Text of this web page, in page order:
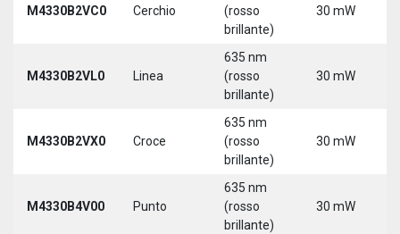
M4330B2VC0 Cerchio
(rosso
brillante)
30 mW
M4330B2VL0 Linea
635 nm
(rosso
brillante)
30 mW
M4330B2VX0 Croce
635 nm
(rosso
brillante)
30 mW
M4330B4V00 Punto
635 nm
(rosso
brillante)
30 mW